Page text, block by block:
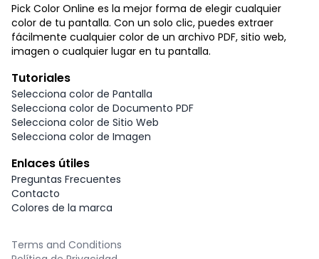
Pick Color Online es la mejor forma de elegir cualquier
color de tu pantalla. Con un solo clic, puedes extraer
fácilmente cualquier color de un archivo PDF, sitio web,
imagen o cualquier lugar en tu pantalla.
Tutoriales
Selecciona color de Pantalla
Selecciona color de Documento PDF
Selecciona color de Sitio Web
Selecciona color de Imagen
Enlaces útiles
Preguntas Frecuentes
Contacto
Colores de la marca
Terms and Conditions